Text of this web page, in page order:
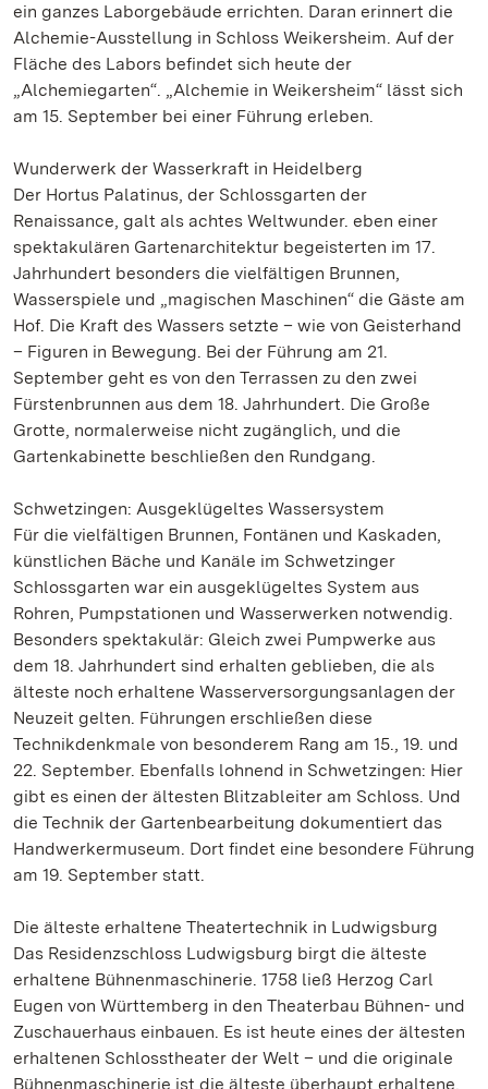
ein ganzes Laborgebäude errichten. Daran erinnert die
Alchemie-Ausstellung in Schloss Weikersheim. Auf der
Fläche des Labors befindet sich heute der
„Alchemiegarten“. „Alchemie in Weikersheim“ lässt sich
am 15. September bei einer Führung erleben.
Wunderwerk der Wasserkraft in Heidelberg
Der Hortus Palatinus, der Schlossgarten der
Renaissance, galt als achtes Weltwunder. eben einer
spektakulären Gartenarchitektur begeisterten im 17.
Jahrhundert besonders die vielfältigen Brunnen,
Wasserspiele und „magischen Maschinen“ die Gäste am
Hof. Die Kraft des Wassers setzte – wie von Geisterhand
– Figuren in Bewegung. Bei der Führung am 21.
September geht es von den Terrassen zu den zwei
Fürstenbrunnen aus dem 18. Jahrhundert. Die Große
Grotte, normalerweise nicht zugänglich, und die
Gartenkabinette beschließen den Rundgang.
Schwetzingen: Ausgeklügeltes Wassersystem
Für die vielfältigen Brunnen, Fontänen und Kaskaden,
künstlichen Bäche und Kanäle im Schwetzinger
Schlossgarten war ein ausgeklügeltes System aus
Rohren, Pumpstationen und Wasserwerken notwendig.
Besonders spektakulär: Gleich zwei Pumpwerke aus
dem 18. Jahrhundert sind erhalten geblieben, die als
älteste noch erhaltene Wasserversorgungsanlagen der
Neuzeit gelten. Führungen erschließen diese
Technikdenkmale von besonderem Rang am 15., 19. und
22. September. Ebenfalls lohnend in Schwetzingen: Hier
gibt es einen der ältesten Blitzableiter am Schloss. Und
die Technik der Gartenbearbeitung dokumentiert das
Handwerkermuseum. Dort findet eine besondere Führung
am 19. September statt.
Die älteste erhaltene Theatertechnik in Ludwigsburg
Das Residenzschloss Ludwigsburg birgt die älteste
erhaltene Bühnenmaschinerie. 1758 ließ Herzog Carl
Eugen von Württemberg in den Theaterbau Bühnen- und
Zuschauerhaus einbauen. Es ist heute eines der ältesten
erhaltenen Schlosstheater der Welt – und die originale
Bühnenmaschinerie ist die älteste überhaupt erhaltene.